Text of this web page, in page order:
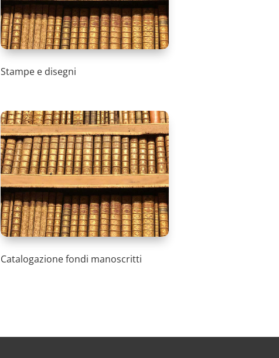
Stampe e disegni
Catalogazione fondi manoscritti